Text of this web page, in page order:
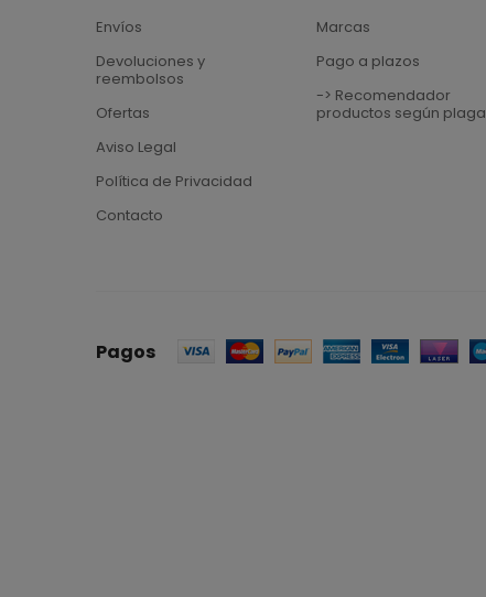
Envíos
Devoluciones y
reembolsos
Ofertas
Aviso Legal
Política de Privacidad
Contacto
Marcas
Pago a plazos
-> Recomendador
productos según plaga
Pagos